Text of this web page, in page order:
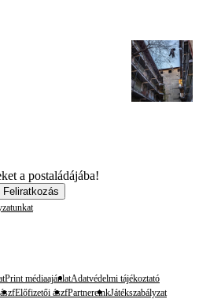
a postaládájába!
Feliratkozás
Print médiaajánlatAdatvédelmi tájékoztató
Előfizetői ászfPartnereinkJátékszabályzat